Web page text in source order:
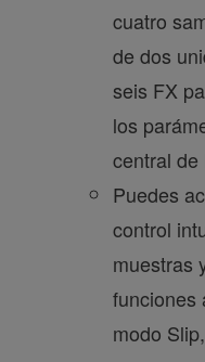
cuatro
de dos
seis FX
los
central de
Puedes
control
muestras
funciones
modo